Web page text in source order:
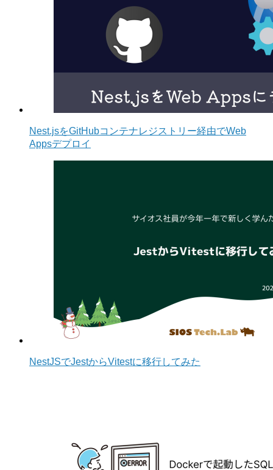
Nest.jsをGitHubコンテナレジストリー経由でWeb
Appsデプロイ
NestJSでJestからVitestに移行してみた